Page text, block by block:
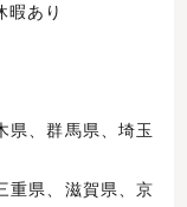
暇あり
県、群馬県、埼玉
重県、滋賀県、京